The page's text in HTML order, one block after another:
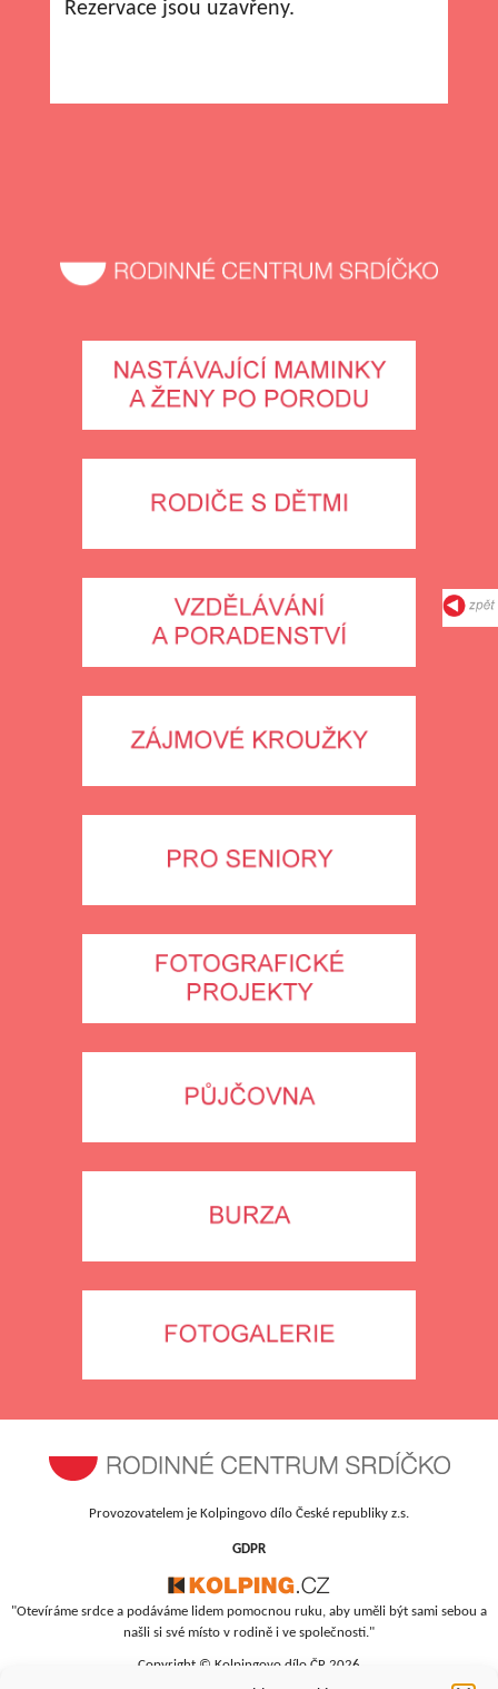
Rezervace jsou uzavřeny.
Provozovatelem je Kolpingovo dílo České republiky z.s.
GDPR
"Otevíráme srdce a podáváme lidem pomocnou ruku, aby uměli být sami sebou a
našli si své místo v rodině i ve společnosti."
Copyright © Kolpingovo dílo ČR 2026